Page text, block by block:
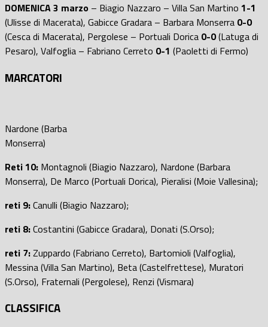
DOMENICA 3 marzo – Biagio Nazzaro – Villa San Martino 1-1
(Ulisse di Macerata), Gabicce Gradara – Barbara Monserra 0-0
(Cesca di Macerata), Pergolese – Portuali Dorica 0-0(Latuga di
Pesaro), Valfoglia – Fabriano Cerreto 0-1 (Paoletti di Fermo)
MARCATORI
Nardone (Barba
Monserra)
Reti 10: Montagnoli (Biagio Nazzaro), Nardone (Barbara
Monserra), De Marco (Portuali Dorica), Pieralisi (Moie Vallesina);
reti 9:Canulli (Biagio Nazzaro);
reti 8:Costantini (Gabicce Gradara), Donati (S.Orso);
reti 7:Zuppardo (Fabriano Cerreto), Bartomioli (Valfoglia),
Messina (Villa San Martino), Beta (Castelfrettese), Muratori
(S.Orso), Fraternali (Pergolese), Renzi (Vismara)
CLASSIFICA